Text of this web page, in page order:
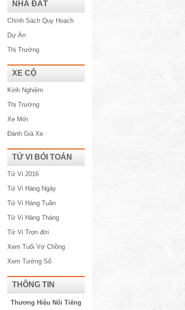
NHÀ ĐẤT
Chính Sách Quy Hoạch
Dự Án
Thị Trường
XE CỘ
Kinh Nghiệm
Thị Trường
Xe Mới
Đánh Giá Xe
TỬ VI BÓI TOÁN
Tử Vi 2016
Tử Vi Hàng Ngày
Tử Vi Hàng Tuần
Tử Vi Hàng Tháng
Tử Vi Trọn đời
Xem Tuổi Vợ Chồng
Xem Tướng Số
THÔNG TIN
Thương Hiệu Nổi Tiếng​